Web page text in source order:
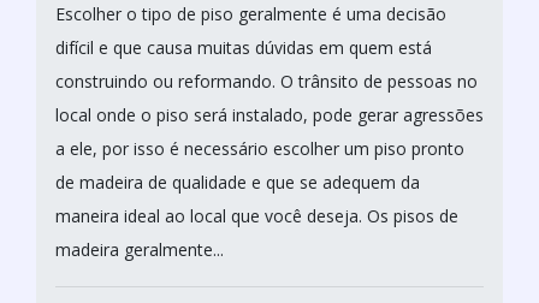
Escolher o tipo de piso geralmente é uma decisão
difícil e que causa muitas dúvidas em quem está
construindo ou reformando. O trânsito de pessoas no
local onde o piso será instalado, pode gerar agressões
a ele, por isso é necessário escolher um piso pronto
de madeira de qualidade e que se adequem da
maneira ideal ao local que você deseja. Os pisos de
madeira geralmente...